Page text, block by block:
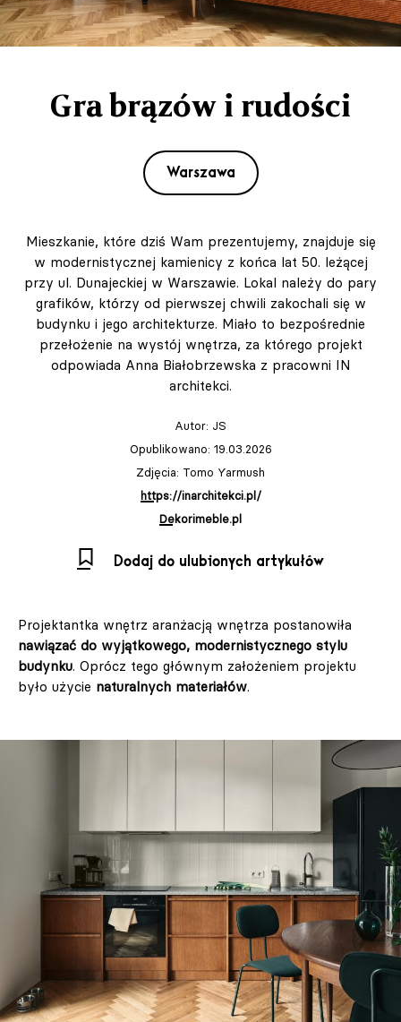
Gra brązów i rudości
Warszawa
Mieszkanie, które dziś Wam prezentujemy, znajduje się
w modernistycznej kamienicy z końca lat 50. leżącej
przy ul. Dunajeckiej w Warszawie. Lokal należy do pary
grafików, którzy od pierwszej chwili zakochali się w
budynku i jego architekturze. Miało to bezpośrednie
przełożenie na wystój wnętrza, za którego projekt
odpowiada Anna Białobrzewska z pracowni IN
architekci.
Autor: JS
Opublikowano: 19.03.2026
Zdjęcia: Tomo Yarmush
https://inarchitekci.pl/
Dekorimeble.pl
Dodaj do ulubionych artykułów
Projektantka wnętrz aranżacją wnętrza postanowiła
nawiązać do wyjątkowego, modernistycznego stylu
budynku. Oprócz tego głównym założeniem projektu
było użycie naturalnych materiałów.